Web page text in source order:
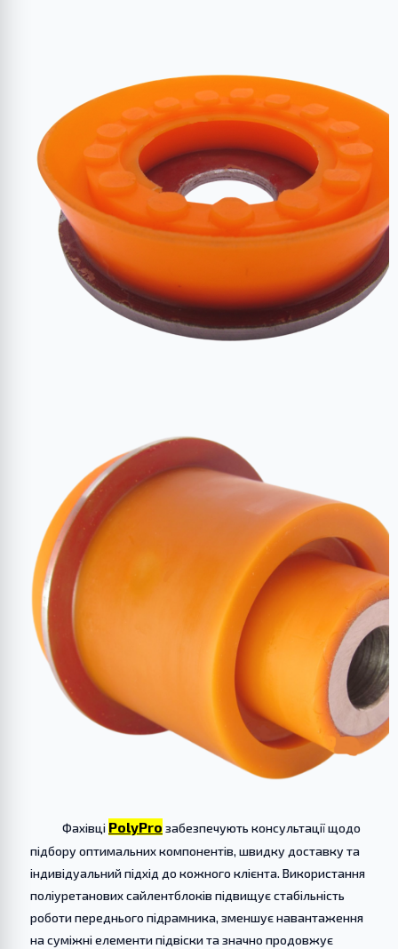
Фахівці PolyPro забезпечують консультації щодо
підбору оптимальних компонентів, швидку доставку та
індивідуальний підхід до кожного клієнта. Використання
поліуретанових сайлентблоків підвищує стабільність
роботи переднього підрамника, зменшує навантаження
на суміжні елементи підвіски та значно продовжує